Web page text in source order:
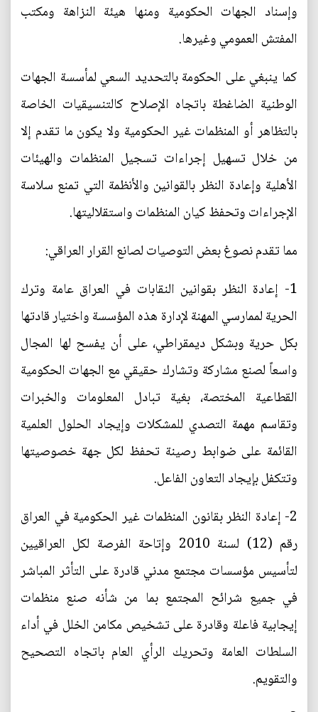
وإسناد الجهات الحكومية ومنها هيئة النزاهة ومكتب
المفتش العمومي وغيرها.
كما ينبغي على الحكومة بالتحديد السعي لمأسسة الجهات
الوطنية الضاغطة باتجاه الإصلاح كالتنسيقيات الخاصة
بالتظاهر أو المنظمات غير الحكومية ولا يكون ما تقدم إلا
من خلال تسهيل إجراءات تسجيل المنظمات والهيئات
الأهلية وإعادة النظر بالقوانين والأنظمة التي تمنع سلاسة
الإجراءات وتحفظ كيان المنظمات واستقلاليتها.
مما تقدم نصوغ بعض التوصيات لصانع القرار العراقي:
1- إعادة النظر بقوانين النقابات في العراق عامة وترك
الحرية لممارسي المهنة لإدارة هذه المؤسسة واختيار قادتها
بكل حرية وبشكل ديمقراطي، على أن يفسح لها المجال
واسعاً لصنع مشاركة وتشارك حقيقي مع الجهات الحكومية
القطاعية المختصة، بغية تبادل المعلومات والخبرات
وتقاسم مهمة التصدي للمشكلات وإيجاد الحلول العلمية
القائمة على ضوابط رصينة تحفظ لكل جهة خصوصيتها
وتتكفل بإيجاد التعاون الفاعل.
2- إعادة النظر بقانون المنظمات غير الحكومية في العراق
رقم (12) لسنة 2010 وإتاحة الفرصة لكل العراقيين
لتأسيس مؤسسات مجتمع مدني قادرة على التأثر المباشر
في جميع شرائح المجتمع بما من شأنه صنع منظمات
إيجابية فاعلة وقادرة على تشخيص مكامن الخلل في أداء
السلطات العامة وتحريك الرأي العام باتجاه التصحيح
والتقويم.